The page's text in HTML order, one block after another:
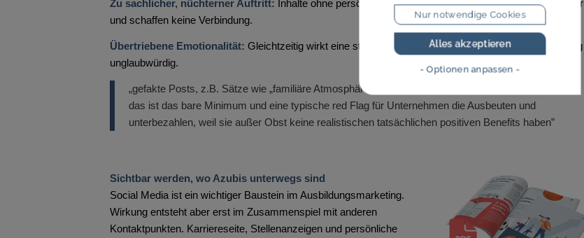
Zu sachlicher, nüchterner Auftritt: Inhalte ohne persönliche Note oder Humor wirken schnell unnahbar
und schaffen keine Verbindung.
Übertriebene Emotionalität: Gleichtzeitig wirkt eine starke Emotionalisierung ohne erkennbaren Bezug
unglaubwürdig.
„gefakte Posts, z.B. Sätze wie „familiäre Atmosphäre“ und“wir bieten frisches Obst und Wasser“ ->
das ist das bare Minimum und eine typische red Flag für Unternehmen die Ausbeuten und
unterbezahlen, weil sie außer Obst keine realistischen tatsächlichen positiven Benefits haben”
Sichtbar werden, wo Azubis unterwegs sind
Social Media ist ein wichtiger Baustein im Ausbildungsmarketing.
Wirkung entsteht aber erst im Zusammenspiel mit anderen
Kontaktpunkten. Karriereseite, Stellenanzeigen und persönliche
Nur notwendige Cookies
Alles akzeptieren
- Optionen anpassen -